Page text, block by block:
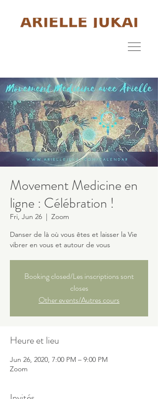
Movement Medicine en
ligne : Célébration !
Fri, Jun 26
  |
Zoom
Danser de là où vous êtes et laisser la Vie
vibrer en vous et autour de vous
Booking closed/Les inscriptions sont
closes
Other events/Autres cours
Heure et lieu
Jun 26, 2020, 7:00 PM – 9:00 PM
Zoom